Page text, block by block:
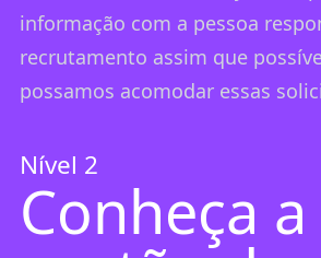
informação com a pessoa
recrutamento assim que
possamos acomodar essas
Nível 2
Conheça a